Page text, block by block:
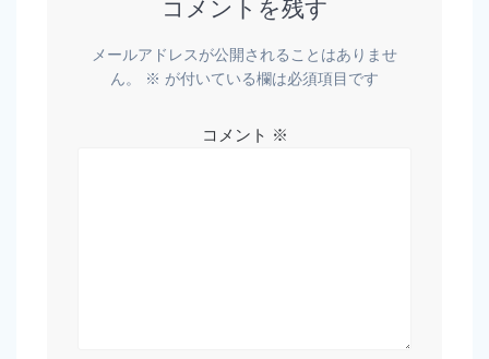
コメントを残す
メールアドレスが公開されることはありませ
ん。
※ が付いている欄は必須項目です
コメント ※